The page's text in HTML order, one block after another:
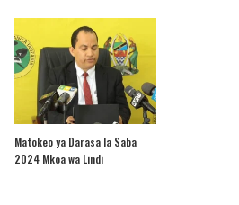
Matokeo ya Darasa la Saba
2024 Mkoa wa Lindi